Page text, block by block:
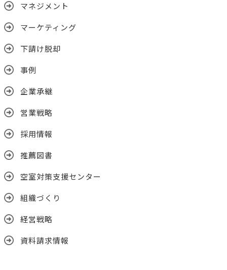
マネジメント
マーケティング
下請け脱却
事例
企業承継
営業戦略
採用情報
推薦図書
空室対策支援センター
組織づくり
経営戦略
資料請求情報